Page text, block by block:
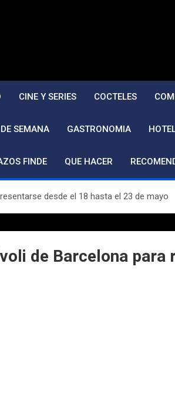
CINE Y SERIES COCTELES
SEMANA GASTRONOMIA
FINDE QUE HACER
desde el 18 hasta el 23 de mayo
de Barcelona